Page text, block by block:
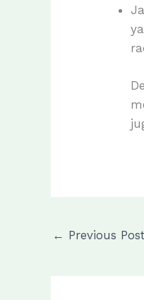
← Previous